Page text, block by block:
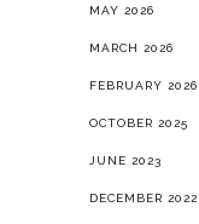
MAY 2026
MARCH 2026
FEBRUARY 2026
OCTOBER 2025
JUNE 2023
DECEMBER 2022